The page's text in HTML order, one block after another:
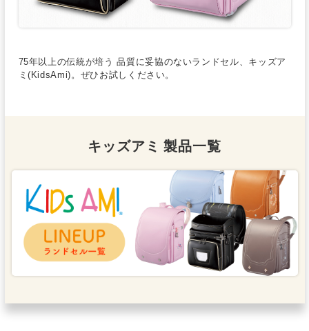
75年以上の伝統が培う 品質に妥協のないランドセル、キッズア
ミ(KidsAmi)。ぜひお試しください。
キッズアミ 製品一覧